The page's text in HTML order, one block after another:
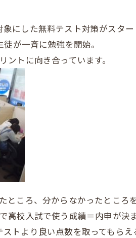
にした無料テスト対策がスター
が一斉に勉強を開始。
ントに向き合っています。
ところ、分からなかったところを
高校入試で使う成績＝内申が決ま
トより良い点数を取ってもらえ